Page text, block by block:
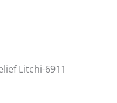
Litchi-6911